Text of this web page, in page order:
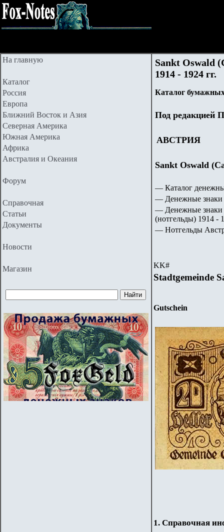
На главную
Каталог
Россия
Европа
Ближний Восток и Азия
Северная Америка
Южная Америка
Африка
Австралия и Океания
Форум
Справочная
Статьи
Документы
Новости
Магазин
Sankt Oswald
1914 - 1924 гг.
Каталог
Под редакцией
АВСТРИЯ
Sankt Oswald
— Каталог
— Денежные знаки
— Денежные знаки
(нотгельды) 1914 -
— Нотгельды
KK#
Stadtgemeinde
Gutschein
1. Справочная